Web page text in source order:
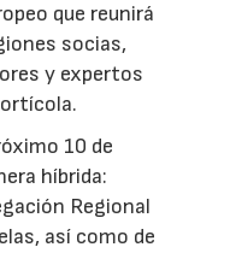
que reunirá
socias,
y expertos
10 de
híbrida:
Regional
así como de